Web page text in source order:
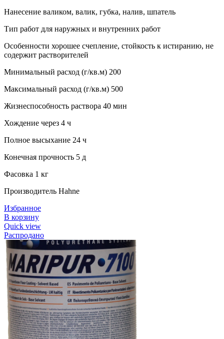
Нанесение валиком, валик, губка, налив, шпатель
Тип работ для наружных и внутренних работ
Особенности хорошее счепление, стойкость к истиранию, не
содержит растворителей
Минимальный расход (г/кв.м) 200
Максимальный расход (г/кв.м) 500
Жизнеспособность раствора 40 мин
Хождение через 4 ч
Полное высыхание 24 ч
Конечная прочность 5 д
Фасовка 1 кг
Производитель Hahne
Избранное
В корзину
Quick view
Распродано